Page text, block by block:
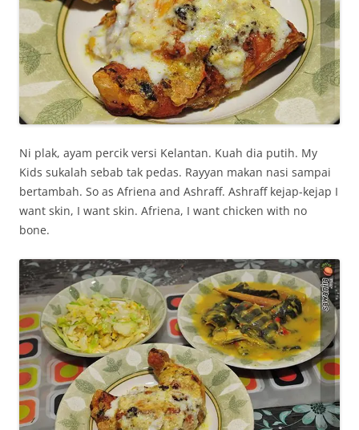
Ni plak, ayam percik versi Kelantan. Kuah dia putih. My
Kids sukalah sebab tak pedas. Rayyan makan nasi sampai
bertambah. So as Afriena and Ashraff. Ashraff kejap-kejap I
want skin, I want skin. Afriena, I want chicken with no
bone.